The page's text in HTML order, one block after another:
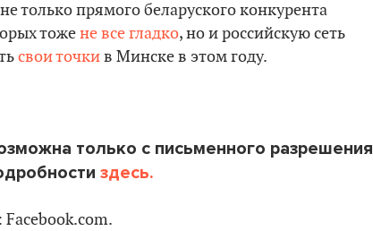
только прямого беларуского конкурента
тожене все гладко, но и российскую сеть
свои точкив Минске в этом году.
только с письменного разрешения
здесь.
: Facebook.com.